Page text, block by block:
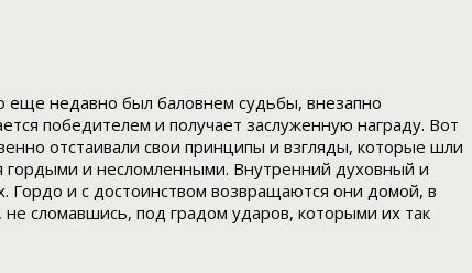
еще недавно был баловнем судьбы, внезапно
победителем и получает заслуженную награду. Вот
отстаивали свои принципы и взгляды, которые шли
гордыми и несломленными. Внутренний духовный и
Гордо и с достоинством возвращаются они домой, в
сломавшись, под градом ударов, которыми их так